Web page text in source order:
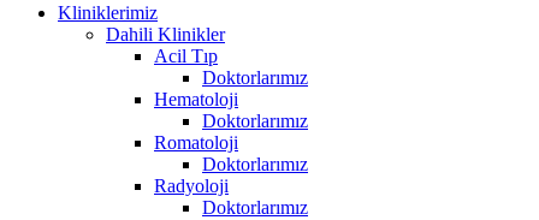
Kliniklerimiz
Dahili Klinikler
Acil Tıp
Doktorlarımız
Hematoloji
Doktorlarımız
Romatoloji
Doktorlarımız
Radyoloji
Doktorlarımız